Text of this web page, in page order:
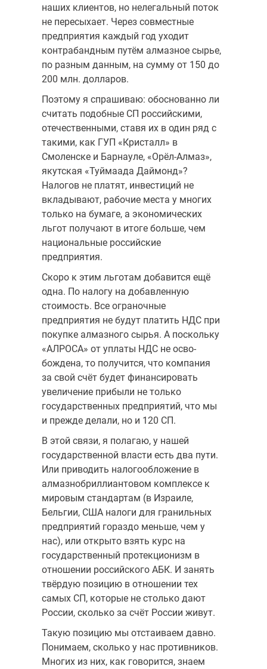
наших клиентов, но нелегальный поток
не пересыхает. Через совместные
предприятия каждый год уходит
контрабандным путём алмазное сырье,
по разным данным, на сумму от 150 до
200 млн. долларов.
Поэтому я спрашиваю: обоснованно ли
считать подобные СП рос­сийскими,
отечественными, ставя их в один ряд с
такими, как ГУП «Кристалл» в
Смоленске и Барнауле, «Орёл-Алмаз»,
якутская «Туймаада Даймонд»?
Налогов не платят, инвестиций не
вкладывают, рабо­чие места у многих
только на бумаге, а экономических
льгот полу­чают в итоге больше, чем
национальные российские
предприятия.
Скоро к этим льготам добавится ещё
одна. По налогу на добавленную
стоимость. Все ограночные
предприятия не будут платить НДС при
по­купке алмазного сырья. А поскольку
«АЛРОСА» от уплаты НДС не осво­
бождена, то получится, что компания
за свой счёт будет финансировать
увеличение прибыли не только
государственных предприятий, что мы
и прежде делали, но и 120 СП.
В этой связи, я полагаю, у нашей
государственной власти есть два пути.
Или приводить налогообложение в
алмазно­бриллиантовом комплексе к
мировым стандартам (в Израиле,
Бельгии, США налоги для гранильных
предприятий гораздо меньше, чем у
нас), или открыто взять курс на
государственный протек­ционизм в
отношении российского АБК. И занять
твёрдую пози­цию в отношении тех
самых СП, которые не столько дают
Рос­сии, сколько за счёт России живут.
Такую позицию мы отстаиваем давно.
Понимаем, сколько у нас противников.
Многих из них, как говорится, знаем